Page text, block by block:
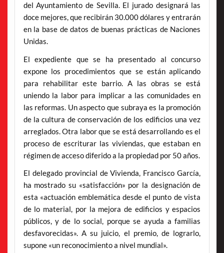
del Ayuntamiento de Sevilla. El jurado designará las
doce mejores, que recibirán 30.000 dólares y entrarán
en la base de datos de buenas prácticas de Naciones
Unidas.
El expediente que se ha presentado al concurso
expone los procedimientos que se están aplicando
para rehabilitar este barrio. A las obras se está
uniendo la labor para implicar a las comunidades en
las reformas. Un aspecto que subraya es la promoción
de la cultura de conservación de los edificios una vez
arreglados. Otra labor que se está desarrollando es el
proceso de escriturar las viviendas, que estaban en
régimen de acceso diferido a la propiedad por 50 años.
El delegado provincial de Vivienda, Francisco García,
ha mostrado su «satisfacción» por la designación de
esta «actuación emblemática desde el punto de vista
de lo material, por la mejora de edificios y espacios
públicos, y de lo social, porque se ayuda a familias
desfavorecidas». A su juicio, el premio, de lograrlo,
supone «un reconocimiento a nivel mundial».